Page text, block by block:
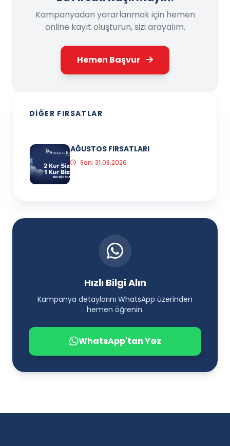
Kampanyadan yararlanmak için hemen
online kayıt oluşturun, sizi arayalım.
Hemen Başvur
DIĞER FIRSATLAR
AĞUSTOS FIRSATLARI
Son: 31.08.2026
Hızlı Bilgi Alın
Kampanya detaylarını WhatsApp üzerinden
hemen öğrenin.
WhatsApp'tan Yaz